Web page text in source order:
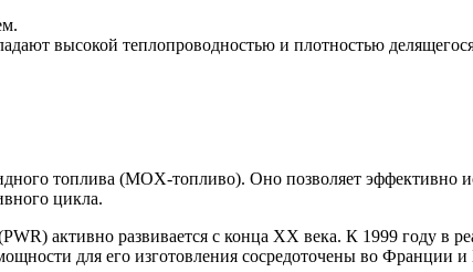
высокой теплопроводностью и плотностью
топлива (MOX-топливо). Оно позволяет эффективно
цикла.
активно развивается с конца XX века. К 1999 году в
для его изготовления сосредоточены во Франции